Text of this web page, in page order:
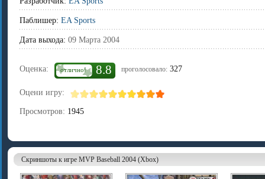
Паблишер: EA Sports
Дата выхода: 09 Марта 2004
Оценка: отлично! 8.8 проголосовало: 327
Оцени игру:
Просмотров: 1945
Скриншоты к игре MVP Baseball 2004 (Xbox)